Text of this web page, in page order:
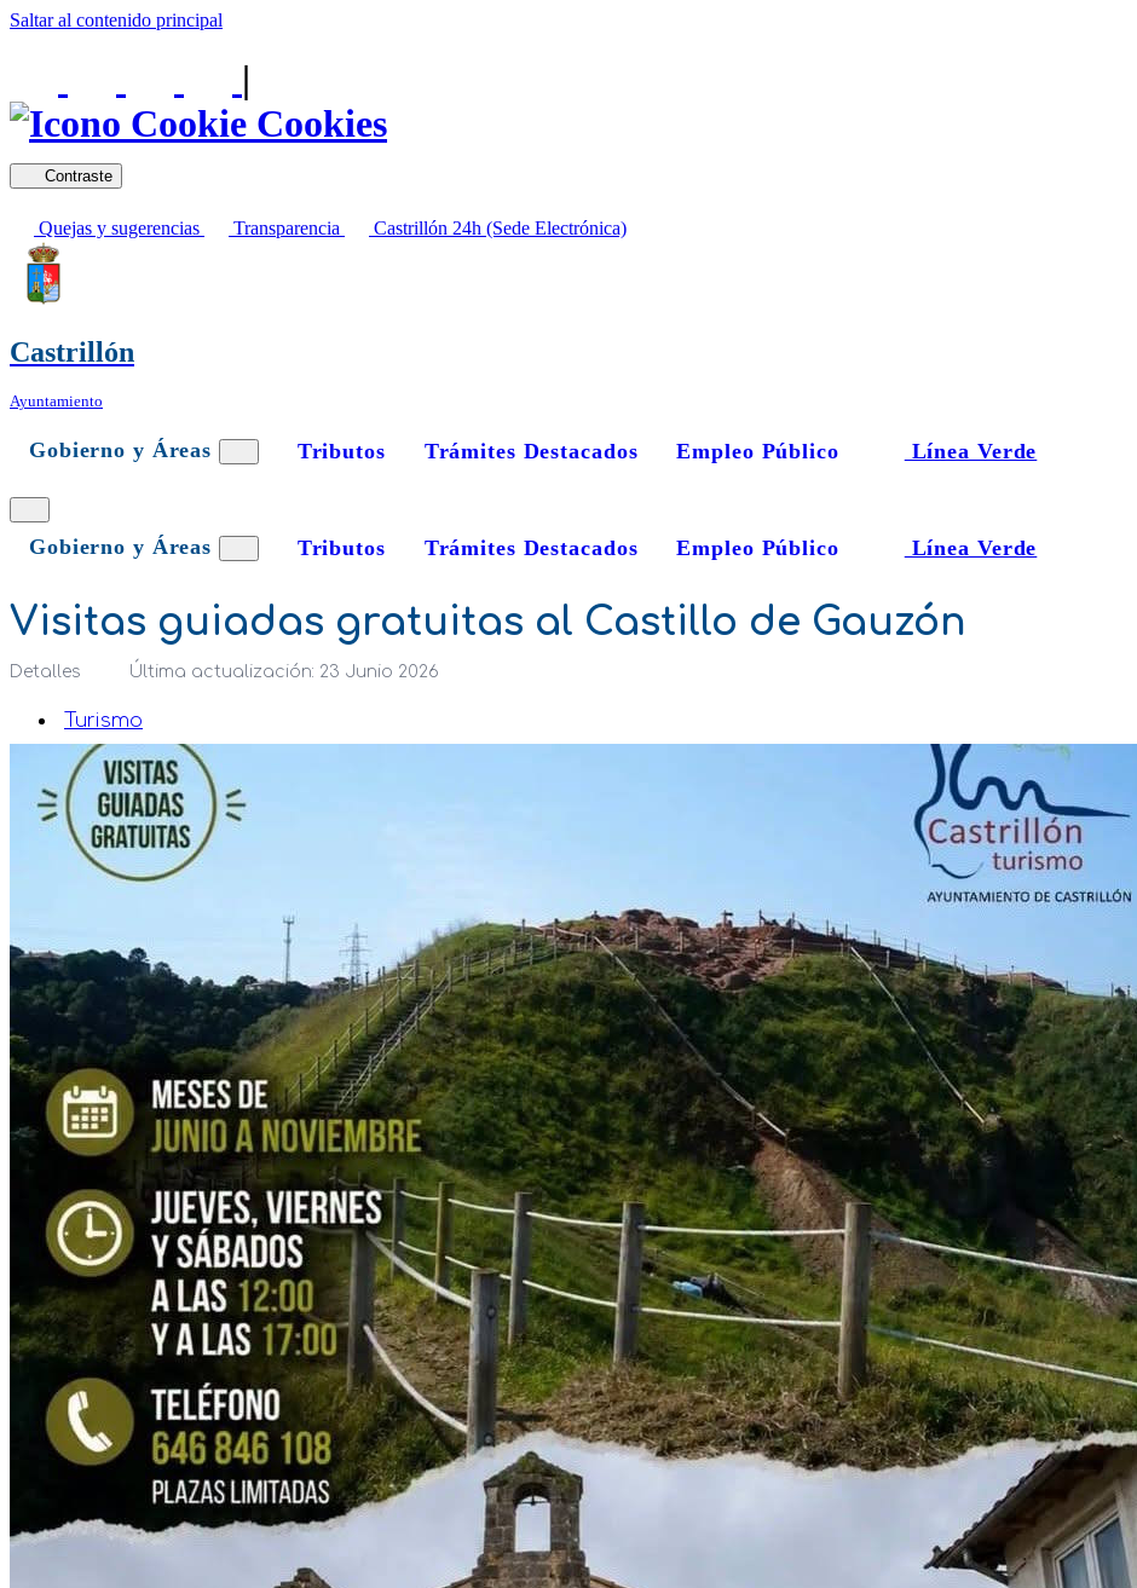
Saltar al contenido principal
|
Cookies
Contraste
Quejas y sugerencias Transparencia Castrillón 24h (Sede Electrónica)
Castrillón
Ayuntamiento
Gobierno y Áreas Tributos Trámites Destacados Empleo Público Línea Verde
Gobierno y Áreas Tributos Trámites Destacados Empleo Público Línea Verde
Visitas guiadas gratuitas al Castillo de Gauzón
Detalles Última actualización: 23 Junio 2026
Turismo